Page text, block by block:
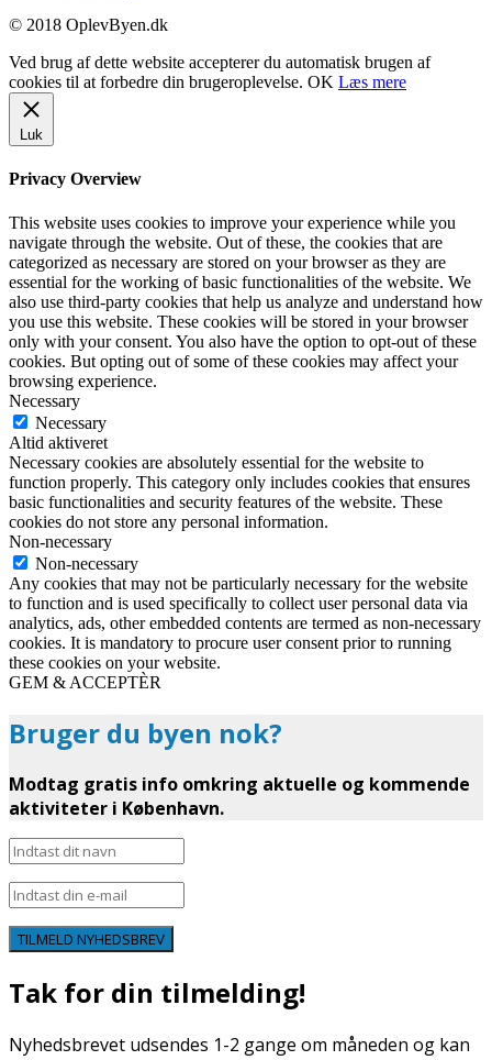
© 2018 OplevByen.dk
Ved brug af dette website accepterer du automatisk brugen af
cookies til at forbedre din brugeroplevelse. OK Læs mere
Luk
Privacy Overview
This website uses cookies to improve your experience while you
navigate through the website. Out of these, the cookies that are
categorized as necessary are stored on your browser as they are
essential for the working of basic functionalities of the website. We
also use third-party cookies that help us analyze and understand how
you use this website. These cookies will be stored in your browser
only with your consent. You also have the option to opt-out of these
cookies. But opting out of some of these cookies may affect your
browsing experience.
Necessary
Necessary
Altid aktiveret
Necessary cookies are absolutely essential for the website to
function properly. This category only includes cookies that ensures
basic functionalities and security features of the website. These
cookies do not store any personal information.
Non-necessary
Non-necessary
Any cookies that may not be particularly necessary for the website
to function and is used specifically to collect user personal data via
analytics, ads, other embedded contents are termed as non-necessary
cookies. It is mandatory to procure user consent prior to running
these cookies on your website.
GEM & ACCEPTÈR
Bruger du byen nok?
Modtag gratis info omkring aktuelle og kommende
aktiviteter i København.
TILMELD NYHEDSBREV
Tak for din tilmelding!
Nyhedsbrevet udsendes 1-2 gange om måneden og kan